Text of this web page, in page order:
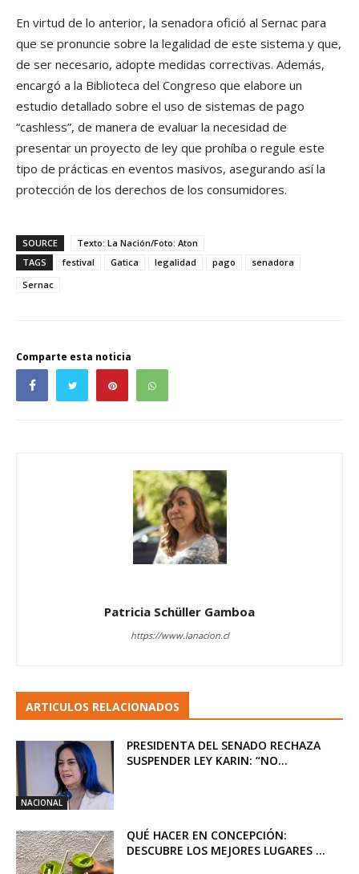
En virtud de lo anterior, la senadora ofició al Sernac para
que se pronuncie sobre la legalidad de este sistema y que,
de ser necesario, adopte medidas correctivas. Además,
encargó a la Biblioteca del Congreso que elabore un
estudio detallado sobre el uso de sistemas de pago
“cashless”, de manera de evaluar la necesidad de
presentar un proyecto de ley que prohíba o regule este
tipo de prácticas en eventos masivos, asegurando así la
protección de los derechos de los consumidores.
SOURCE
Texto: La Nación/Foto: Aton
TAGS
festival Gatica legalidad pago
senadora
Sernac
Comparte esta noticia
Patricia Schüller Gamboa
https://www.lanacion.cl
ARTICULOS RELACIONADOS
NACIONAL
PRESIDENTA DEL SENADO RECHAZA
SUSPENDER LEY KARIN: “NO...
QUÉ HACER EN CONCEPCIÓN:
DESCUBRE LOS MEJORES LUGARES ...